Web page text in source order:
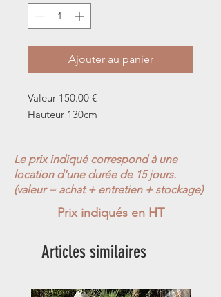
Ajouter au panier
Valeur 150.00 €
Hauteur 130cm
Le prix indiqué correspond à une
location d'une durée de 15 jours.
(valeur = achat + entretien + stockage)
Prix indiqués en HT
Articles similaires